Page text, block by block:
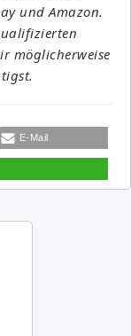
und Amazon.
möglicherweise
E-Mail